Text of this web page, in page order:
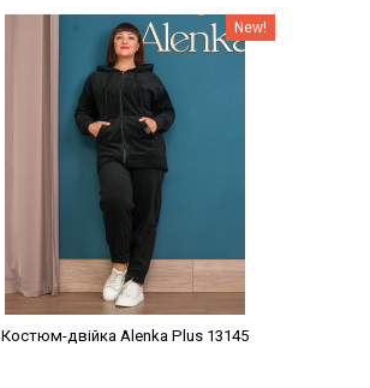
Наклейки Варіант з % New!
Костюм-двійка Alenka Plus 13145